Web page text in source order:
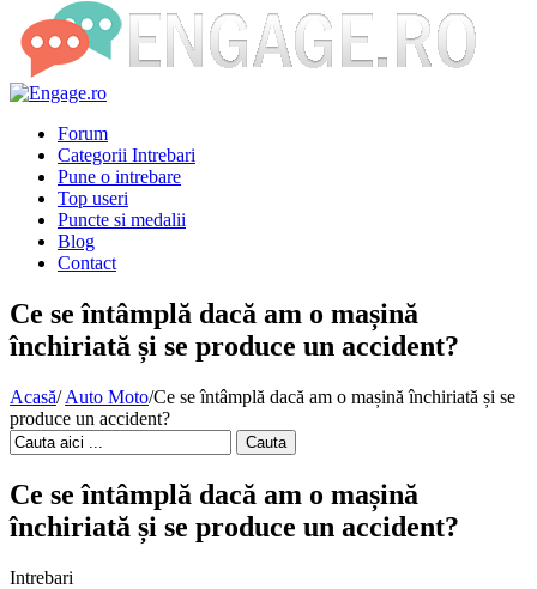
Forum
Categorii Intrebari
Pune o intrebare
Top useri
Puncte si medalii
Blog
Contact
Ce se întâmplă dacă am o mașină
închiriată și se produce un accident?
Acasă/ Auto Moto/Ce se întâmplă dacă am o mașină închiriată și se
produce un accident?
Cauta
Ce se întâmplă dacă am o mașină
închiriată și se produce un accident?
Intrebari